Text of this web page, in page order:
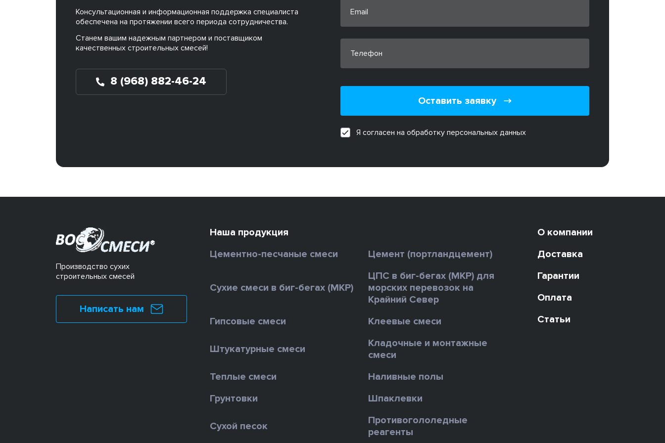
Консультационная и информационная поддержка специалиста
обеспечена на протяжении всего периода сотрудничества.
Станем вашим надежным партнером и поставщиком
качественных строительных смесей!
8 (968) 882-46-24
Оставить заявку
Я согласен на обработку персональных данных
Производство сухих
строительных смесей
Написать нам
Наша продукция
Цементно-песчаные смеси
Цемент (портландцемент)
Сухие смеси в биг-бегах (МКР)
ЦПС в биг-бегах (МКР) для
морских перевозок на
Крайний Север
Гипсовые смеси
Клеевые смеси
Штукатурные смеси
Кладочные и монтажные
смеси
Теплые смеси
Наливные полы
Грунтовки
Шпаклевки
Сухой песок
Противогололедные
реагенты
О компании
Доставка
Гарантии
Оплата
Статьи